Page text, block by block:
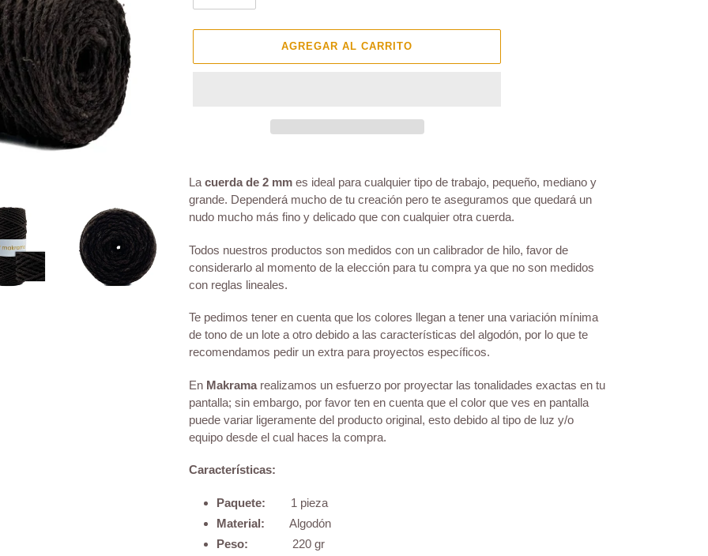
AGREGAR AL CARRITO
el
producto
a
carrito
La cuerda de 2 mm es ideal para cualquier tipo de trabajo, pequeño, mediano y
grande. Dependerá mucho de tu creación pero te aseguramos que quedará un
nudo mucho más fino y delicado que con cualquier otra cuerda.
Todos nuestros productos son medidos con un calibrador de hilo, favor de
considerarlo al momento de la elección para tu compra ya que no son medidos
con reglas lineales.
Te pedimos tener en cuenta que los colores llegan a tener una variación mínima
de tono de un lote a otro debido a las características del algodón, por lo que te
recomendamos pedir un extra para proyectos específicos.
En Makramarealizamos un esfuerzo por proyectar las tonalidades exactas en tu
pantalla; sin embargo, por favor ten en cuenta que el color que ves en pantalla
puede variar ligeramente del producto original, esto debido al tipo de luz y/o
equipo desde el cual haces la compra.
Características:
Paquete: 1 pieza
Material: Algodón
Peso: 220 gr